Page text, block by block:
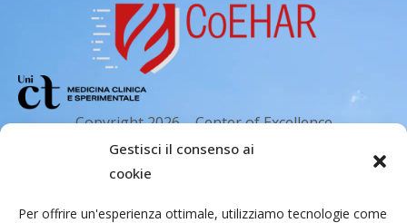
Gestisci il consenso ai
cookie
Per offrire un'esperienza ottimale, utilizziamo tecnologie come
Copyright 2026 – Center of Excellence
for the acceleration of Harm Reduction.
Tutti i diritti riservati.